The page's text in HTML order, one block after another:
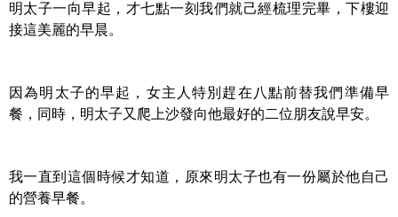
明太子一向早起，才七點一刻我們就己經梳理完畢，下樓迎
接這美麗的早晨。
因為明太子的早起，女主人特別趕在八點前替我們準備早
餐，同時，明太子又爬上沙發向他最好的二位朋友說早安。
我一直到這個時候才知道，原來明太子也有一份屬於他自己
的營養早餐。